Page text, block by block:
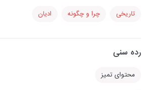
تاریخی چرا و چگونه ادیان
رده سنی
محتوای تمیز